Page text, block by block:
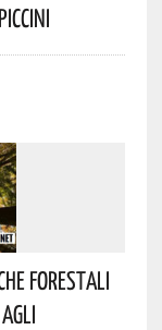
Forestali